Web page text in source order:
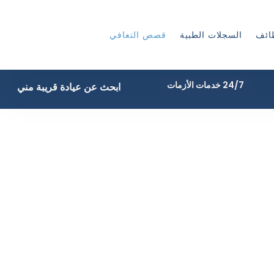
السجلات الطبية قصص التعافي
ابحث عن عيادة قريبة مني 24/7 خدمات الأزمات